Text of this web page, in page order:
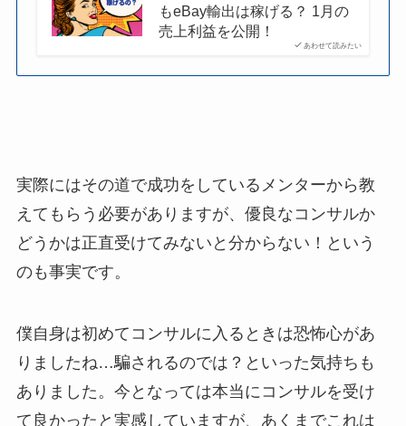
あわせて読みたい
もeBay輸出は稼げる？ 1月の
売上利益を公開！
実際にはその道で成功をしているメンターから教
えてもらう必要がありますが、優良なコンサルか
どうかは正直受けてみないと分からない！という
のも事実です。
僕自身は初めてコンサルに入るときは恐怖心があ
りましたね…騙されるのでは？といった気持ちも
ありました。今となっては本当にコンサルを受け
て良かったと実感していますが、あくまでこれは